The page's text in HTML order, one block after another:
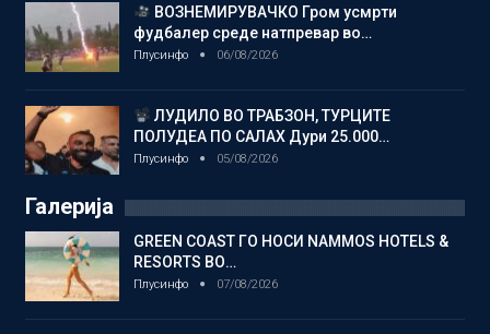
ВОЗНЕМИРУВАЧКО Гром усмрти
фудбалер среде натпревар во…
Плусинфо 06/08/2026
ЛУДИЛО ВО ТРАБЗОН, ТУРЦИТЕ
ПОЛУДЕА ПО САЛАХ Дури 25.000…
Плусинфо 05/08/2026
Галерија
GREEN COAST ГО НОСИ NAMMOS HOTELS &
RESORTS ВО…
Плусинфо 07/08/2026